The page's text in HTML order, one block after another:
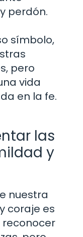
perdón.
símbolo,
pero
vida
en la fe.
las
y
nuestra
coraje es
reconocer